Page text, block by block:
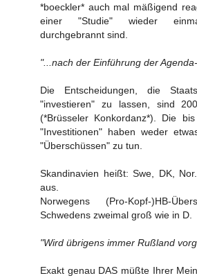
*boeckler* auch mal mäßigend
einer "Studie" wieder
durchgebrannt sind.
"...nach der Einführung der
Die Entscheidungen, die
"investieren" zu lassen, sind
(*Brüsseler Konkordanz*). Die
"Investitionen" haben weder
"Überschüssen" zu tun.
Skandinavien heißt: Swe, DK,
aus.
Norwegens (Pro-Kopf-)HB-
Schwedens zweimal groß wie in D.
"Wird übrigens immer Rußland
Exakt genau DAS müßte Ihrer